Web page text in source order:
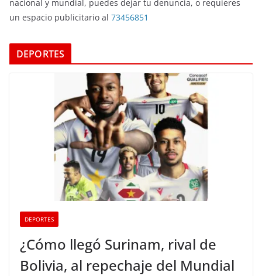
nacional y mundial, puedes dejar tu denuncia, o requieres
un espacio publicitario al 73456851
DEPORTES
DEPORTES
¿Cómo llegó Surinam, rival de
Bolivia, al repechaje del Mundial